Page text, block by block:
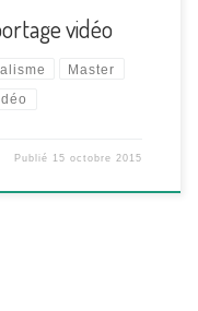
vidéo
Master
Publié 15 octobre 2015